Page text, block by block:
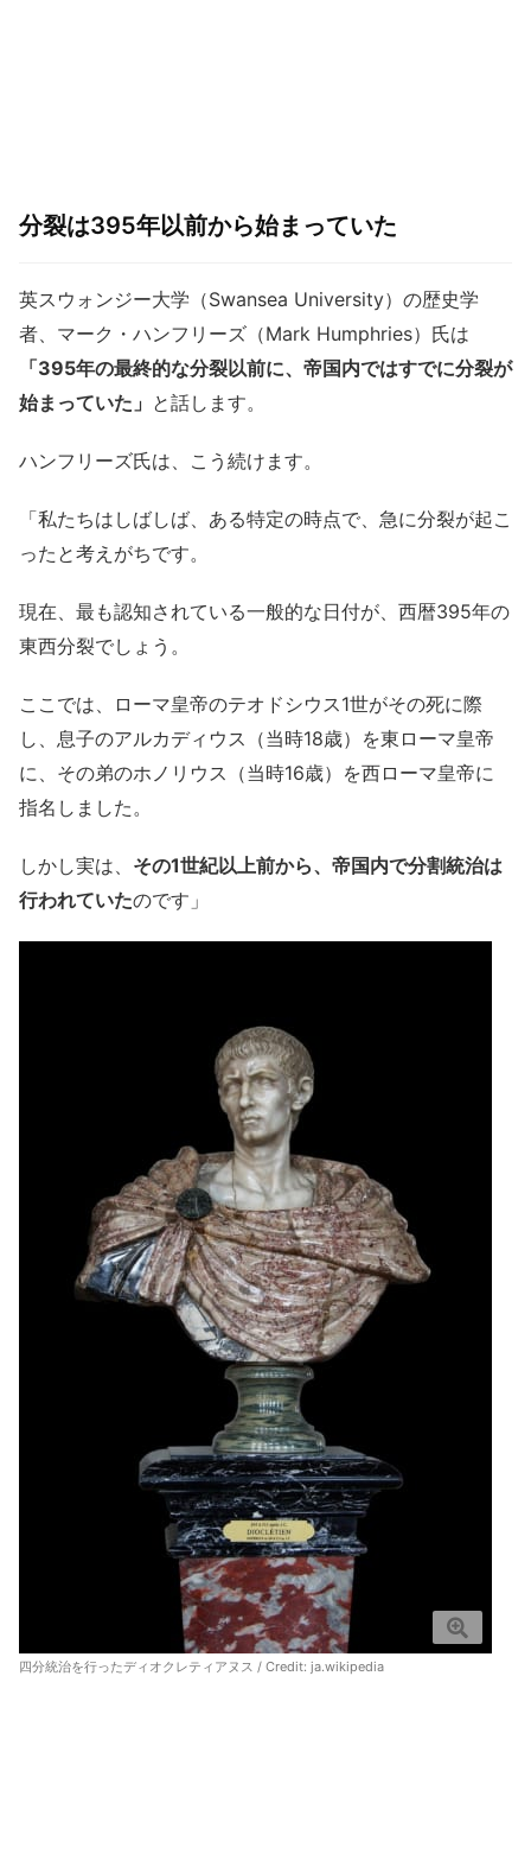
分裂は395年以前から始まっていた
英スウォンジー大学（Swansea University）の歴史学
者、マーク・ハンフリーズ（Mark Humphries）氏は
「395年の最終的な分裂以前に、帝国内ではすでに分裂が
始まっていた」 と話します。
ハンフリーズ氏は、こう続けます。
「私たちはしばしば、ある特定の時点で、急に分裂が起こ
ったと考えがちです。
現在、最も認知されている一般的な日付が、西暦395年の
東西分裂でしょう。
ここでは、ローマ皇帝のテオドシウス1世がその死に際
し、息子のアルカディウス（当時18歳）を東ローマ皇帝
に、その弟のホノリウス（当時16歳）を西ローマ皇帝に
指名しました。
しかし実は、 その1世紀以上前から、帝国内で分割統治は
行われていたのです」
四分統治を行ったディオクレティアヌス / Credit: ja.wikipedia